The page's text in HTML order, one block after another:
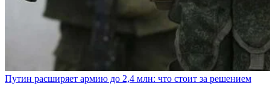
Путин расширяет армию до 2,4 млн: что стоит за решением